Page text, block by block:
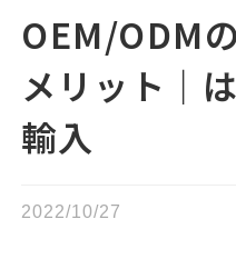
OEM/ODM
メリット｜
輸入
2022/10/27